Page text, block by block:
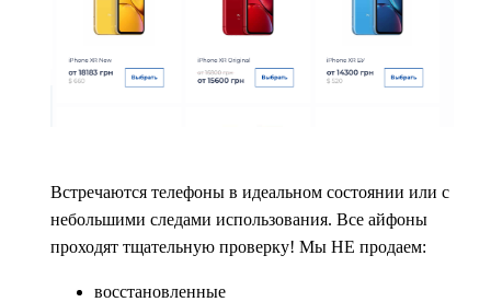
Встречаются телефоны в идеальном состоянии или с
небольшими следами использования. Все айфоны
проходят тщательную проверку! Мы НЕ продаем:
восстановленные